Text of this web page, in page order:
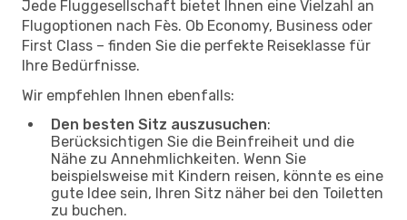
Jede Fluggesellschaft bietet Ihnen eine Vielzahl an
Flugoptionen nach Fès. Ob Economy, Business oder
First Class – finden Sie die perfekte Reiseklasse für
Ihre Bedürfnisse.
Wir empfehlen Ihnen ebenfalls:
Den besten Sitz auszusuchen:
Berücksichtigen Sie die Beinfreiheit und die
Nähe zu Annehmlichkeiten. Wenn Sie
beispielsweise mit Kindern reisen, könnte es eine
gute Idee sein, Ihren Sitz näher bei den Toiletten
zu buchen.